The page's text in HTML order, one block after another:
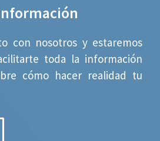
con nosotros y estaremos
toda la información
cómo hacer realidad tu